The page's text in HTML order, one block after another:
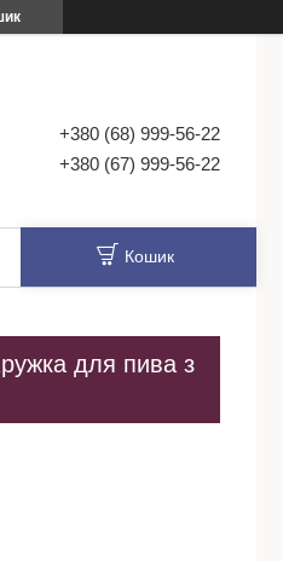
+380 (68) 999-56-22
+380 (67) 999-56-22
Кошик
для пива з